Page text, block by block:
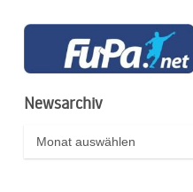
Newsarchiv
Newsarchiv